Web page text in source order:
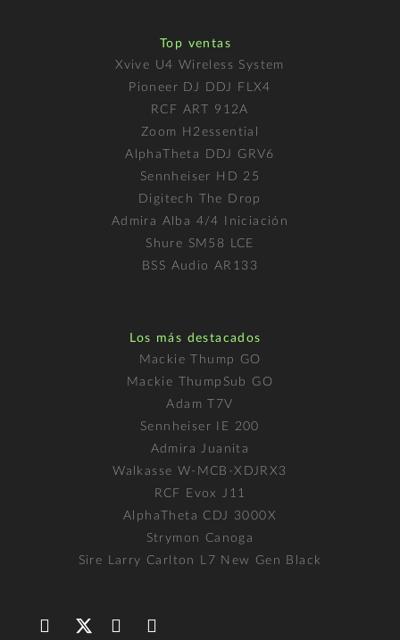
Top ventas
Xvive U4 Wireless System
Pioneer DJ DDJ FLX4
RCF ART 912A
Zoom H2essential
AlphaTheta DDJ GRV6
Sennheiser HD 25
Digitech The Drop
Admira Alba 4/4 Iniciación
Shure SM58 LCE
BSS Audio AR133
Los más destacados
Mackie Thump GO
Mackie ThumpSub GO
Adam T7V
Sennheiser IE 200
Admira Juanita
Walkasse W-MCB-XDJRX3
RCF Evox J11
AlphaTheta CDJ 3000X
Strymon Canoga
Sire Larry Carlton L7 New Gen Black